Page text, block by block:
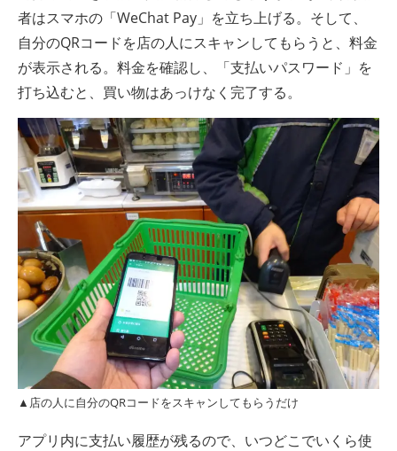
者はスマホの「WeChat Pay」を立ち上げる。そして、
自分のQRコードを店の人にスキャンしてもらうと、料金
が表示される。料金を確認し、「支払いパスワード」を
打ち込むと、買い物はあっけなく完了する。
▲店の人に自分のQRコードをスキャンしてもらうだけ
アプリ内に支払い履歴が残るので、いつどこでいくら使